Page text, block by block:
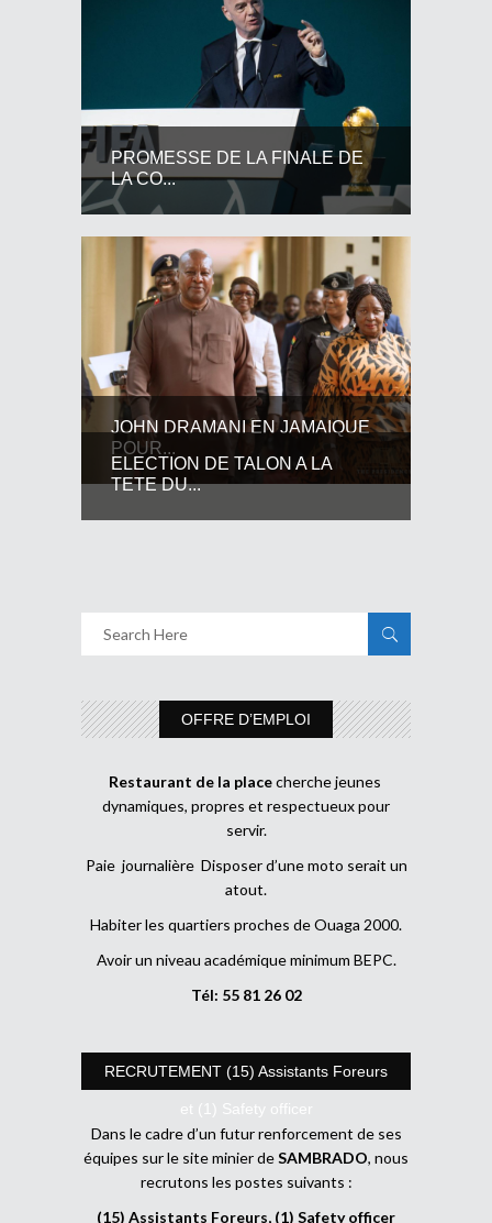
PROMESSE DE LA FINALE DE
LA CO...
JOHN DRAMANI EN JAMAIQUE
POUR...
ELECTION DE TALON A LA
TETE DU...
OFFRE D’EMPLOI
Restaurant de la placecherche jeunes
dynamiques, propres et respectueux pour
servir.
Paie journalière Disposer d’une moto serait un
atout.
Habiter les quartiers proches de Ouaga 2000.
Avoir un niveau académique minimum BEPC.
Tél: 55 81 26 02
RECRUTEMENT (15) Assistants Foreurs
et (1) Safety officer
Dans le cadre d’un futur renforcement de ses
équipes sur le site minier deSAMBRADO, nous
recrutons les postes suivants :
(15) Assistants Foreurs, (1) Safety officer